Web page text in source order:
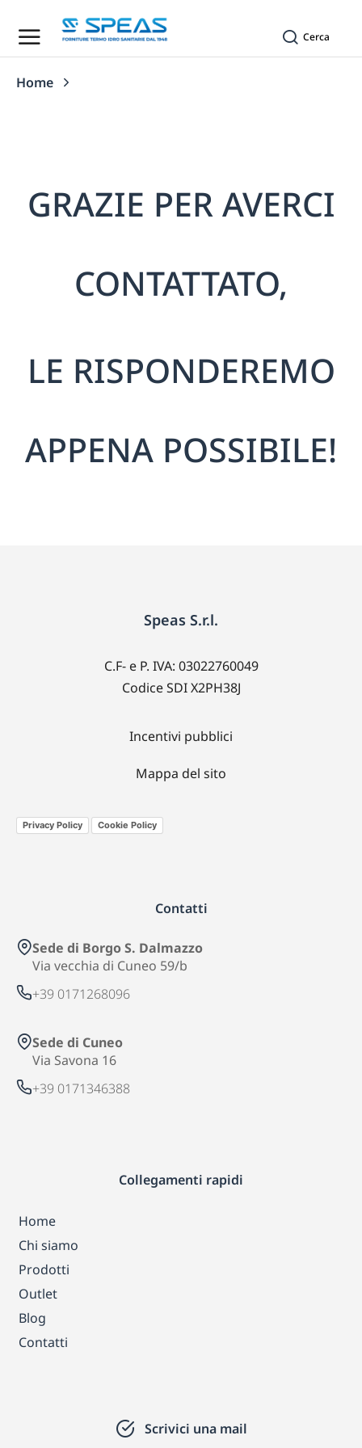
Cerca
Tu sei qui:
Home
GRAZIE PER AVERCI
CONTATTATO,
LE RISPONDEREMO
APPENA POSSIBILE!
Speas S.r.l.
C.F- e P. IVA: 03022760049
Codice SDI X2PH38J
Incentivi pubblici
Mappa del sito
Privacy Policy Cookie Policy
Contatti
Sede di Borgo S. Dalmazzo
Via vecchia di Cuneo 59/b
+39 0171268096
Sede di Cuneo
Via Savona 16
+39 0171346388
Collegamenti rapidi
Home
Chi siamo
Prodotti
Outlet
Blog
Contatti
Scrivici una mail